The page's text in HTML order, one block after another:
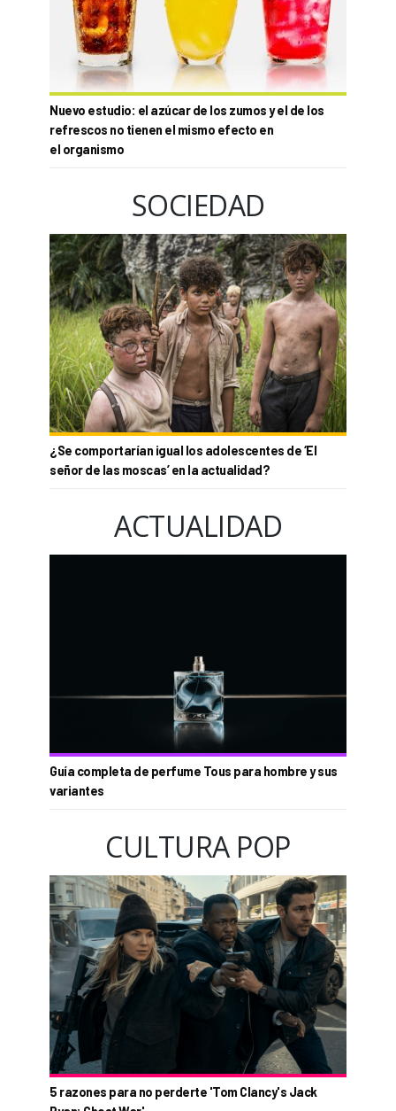
Nuevo estudio: el azúcar de los zumos y el de los
refrescos no tienen el mismo efecto en
el organismo
SOCIEDAD
¿Se comportarían igual los adolescentes de ‘El
señor de las moscas’ en la actualidad?
ACTUALIDAD
Guía completa de perfume Tous para hombre y sus
variantes
CULTURA POP
5 razones para no perderte 'Tom Clancy's Jack